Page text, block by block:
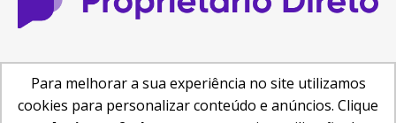
Central de Ajuda Como anunciar Busca de Imóveis
Reformas e Projetos
Para melhorar a sua experiência no site utilizamos
cookies para personalizar conteúdo e anúncios. Clique